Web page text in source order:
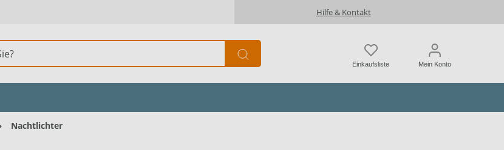
Hilfe & Kontakt
Einkaufsliste Mein Konto
Nachtlichter